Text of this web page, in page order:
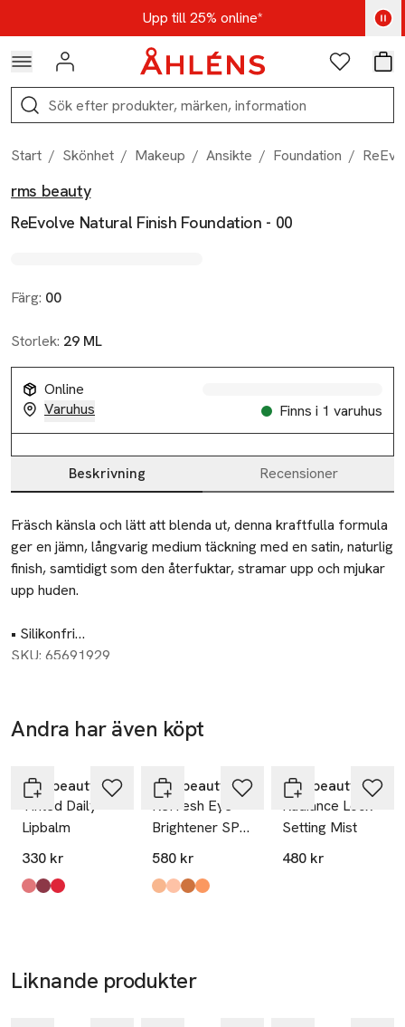
Hoppa till navigationsmenynUpp till 25% online*
Kod: AUG25 - Shoppa nu
Logga in Favoriter
Sök
Start / Skönhet / Makeup / Ansikte / Foundation /
Produktbilder
Hoppa över bildspelet
rms beauty
ReEvolve Natural Finish Foundation - 00
Färg: 00
Storlek: 29 ML
Online
Varuhus
Finns i 1 varuhus
Produktinformation
Beskrivning Recensioner
Beskrivning
Fräsch känsla och lätt att blenda ut, denna kraftfulla formula
ger en jämn, långvarig medium täckning med en satin, naturlig
finish, samtidigt som den återfuktar, stramar upp och mjukar
upp huden.
• Silikonfri
• Återfuktande
SKU: 65691929
Andra har även köpt
rms beauty
Tinted Daily
Lipbalm
330 kr
Produkten finns i färgerna:
Passion Lane
Twilight
Peacock
rms beauty
ReFresh Eye
Brightener SPF
30
580 kr
Produkten finns i färgerna:
Cherish,
Adore,
Swoon,
Hush,
rms beauty
Radiance Lock
Setting Mist
480 kr
Liknande produkter